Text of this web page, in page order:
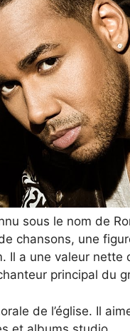
sous le nom de
chansons, une
Il a une valeur
principal du
de l’église. Il